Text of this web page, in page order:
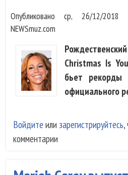
Опубликованоср, 26/12/
NEWSmuz.com
Christmas Is
бьет рекорды
официального
Войдите или зарегистрируйтесь,
комментарии